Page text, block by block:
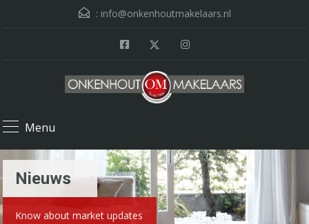
: info@onkenhoutmakelaars.nl
Menu
Nieuws
Know about market updates